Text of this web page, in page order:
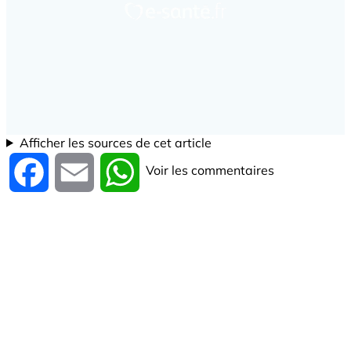
Afficher les sources de cet article
Facebook Email WhatsApp
Voir les commentaires